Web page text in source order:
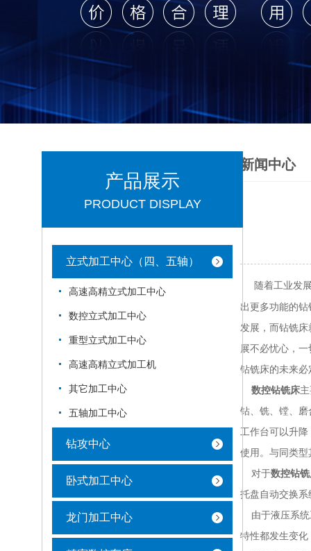
产品展示
PRODUCT DISPLAY
立式加工中心（四、五轴）
高速高精立式加工中心
数控立式加工中心
重型立式加工中心
高速高精立式加工机
其它加工中心
五轴加工中心
钻攻中心
卧式加工中心
龙门加工中心
新闻中心
随着工业发
出更多功能的
发展，而钻铣
展不必忧心，
钻铣床的未来
数控钻铣床
钻、铣、镗、
工作台可以升
使用。与同类
对于数控钻
托盘自动交换
由于液压系统
特性都发生变